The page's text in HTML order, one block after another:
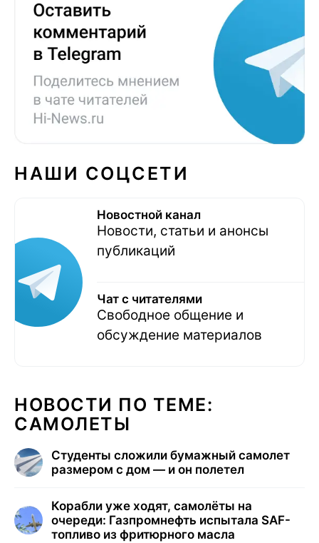
НАШИ СОЦСЕТИ
Новостной канал
Новости, статьи и анонсы
публикаций
Чат с читателями
Свободное общение и
обсуждение материалов
НОВОСТИ ПО ТЕМЕ:
САМОЛЕТЫ
Студенты сложили бумажный самолет
размером с дом — и он полетел
Корабли уже ходят, самолёты на
очереди: Газпромнефть испытала SAF-
топливо из фритюрного масла